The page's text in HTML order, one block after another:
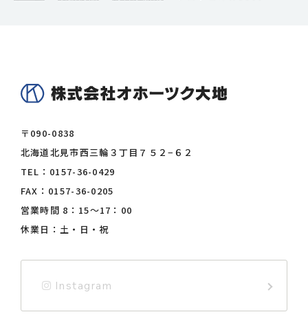
〒090-0838
北海道北見市西三輪３丁目７５２−６２
TEL： 0157-36-0429
FAX：0157-36-0205
営業時間 8：15〜17：00
休業日：土・日・祝
Instagram